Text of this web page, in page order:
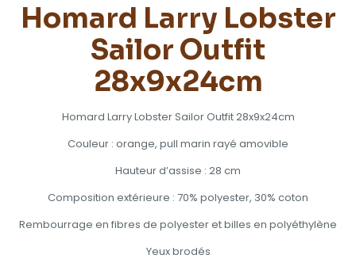
Homard Larry Lobster
Sailor Outfit
28x9x24cm
Homard Larry Lobster Sailor Outfit 28x9x24cm
Couleur : orange, pull marin rayé amovible
Hauteur d’assise : 28 cm
Composition extérieure : 70% polyester, 30% coton
Rembourrage en fibres de polyester et billes en polyéthylène
Yeux brodés